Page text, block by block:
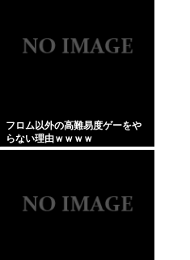
フロム以外の高難易度ゲーをや
らない理由ｗｗｗｗ